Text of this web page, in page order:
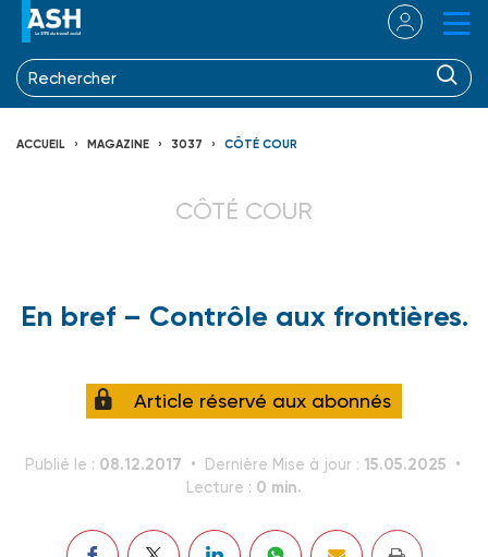
ACCUEIL MAGAZINE 3037 CÔTÉ COUR
CÔTÉ COUR
En bref – Contrôle aux frontières.
Article réservé aux abonnés
Publié le : 08.12.2017 Dernière Mise à jour : 15.05.2025
Lecture : 0 min.